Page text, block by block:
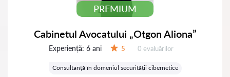
PREMIUM
Cabinetul Avocatului „Otgon Aliona”
Experiență: 6 ani 5 Evaluărilor:
0 evaluărilor
Consultanță în domeniul securității cibernetice